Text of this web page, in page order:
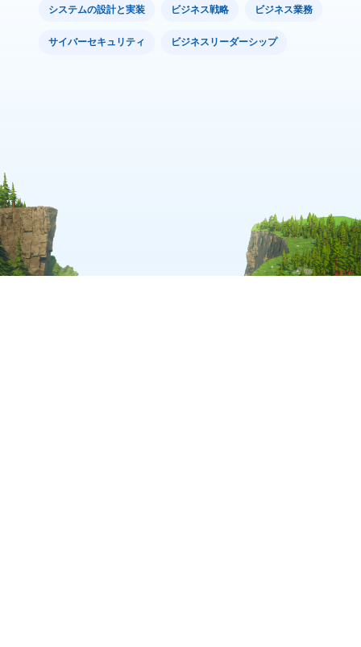
システムの設計と実装 ビジネス戦略 ビジネス業務
サイバーセキュリティ ビジネスリーダーシップ